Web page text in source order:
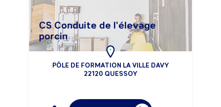
CS Conduite de l'élevage
porcin
PÔLE DE FORMATION LA VILLE DAVY
22120 QUESSOY